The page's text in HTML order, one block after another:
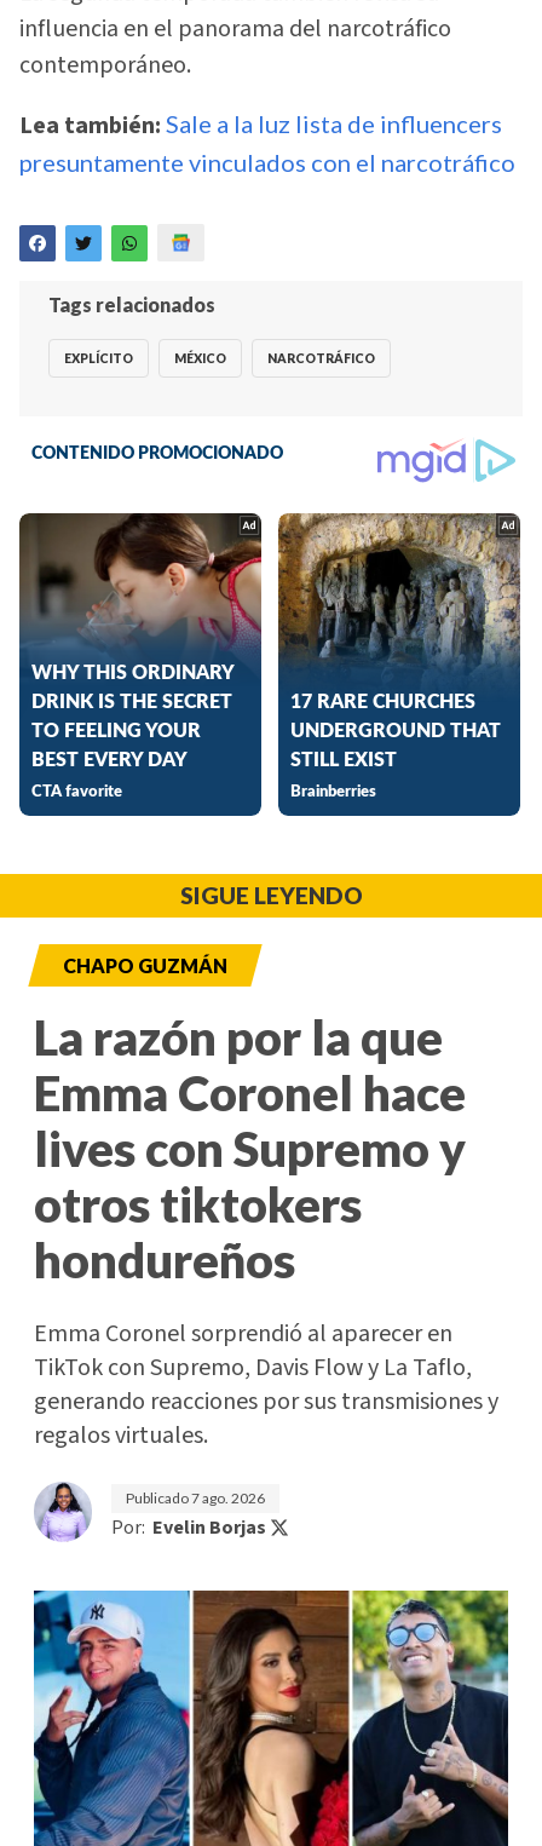
influencia en el panorama del narcotráfico
contemporáneo.
Lea también: Sale a la luz lista de influencers
presuntamente vinculados con el narcotráfico
Tags relacionados
EXPLÍCITO MÉXICO NARCOTRÁFICO
SIGUE LEYENDO
CHAPO GUZMÁN
La razón por la que
Emma Coronel hace
lives con Supremo y
otros tiktokers
hondureños
Emma Coronel sorprendió al aparecer en
TikTok con Supremo, Davis Flow y La Taflo,
generando reacciones por sus transmisiones y
regalos virtuales.
Publicado7 ago. 2026
Por: Evelin Borjas